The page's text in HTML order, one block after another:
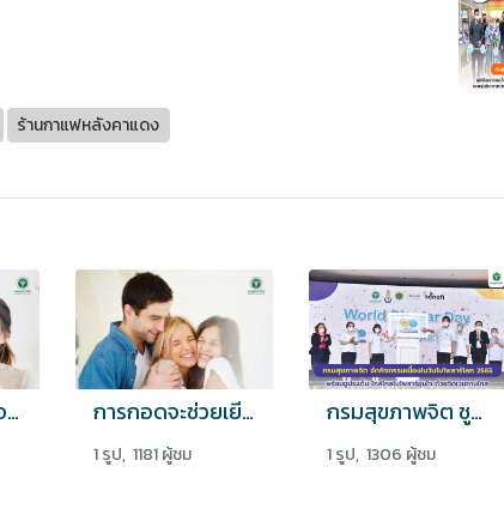
ร้านกาแฟหลังคาแดง
การเห็นคุณค่าของตัวเอง การกอดจะช่วยเยียวยาจิตใจ คลายเศร้า
1 รูป, 1181 ผู้ชม
กรมสุขภาพจิต ชูประเด็นรักษาไบโพลาร์ด้วยจิตเวชทางไกล
1 รูป, 1306 ผู้ชม